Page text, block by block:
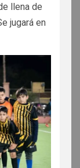
llena de
jugará en